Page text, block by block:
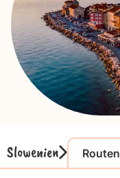
Slowenien Routen